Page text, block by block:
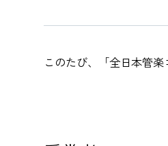
このたび、「全日本管